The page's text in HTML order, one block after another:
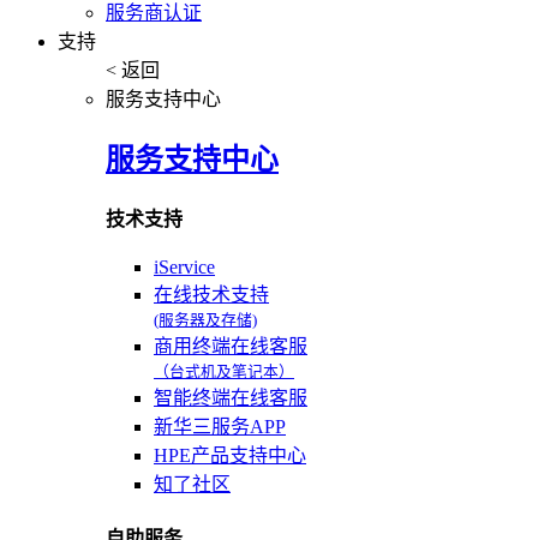
服务商认证
支持
< 返回
服务支持中心
服务支持中心
技术支持
iService
在线技术支持
(服务器及存储)
商用终端在线客服
（台式机及笔记本）
智能终端在线客服
新华三服务APP
HPE产品支持中心
知了社区